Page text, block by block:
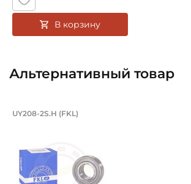
Эксцентриковым стопорным кольцом
Способ фиксации подшипника в
Смазка:
Возможность дополнительной смазки
Классификация завода - производителя:
Страна происхождения:
Япония
В корзину
Альтернативный товар
Подшипник 40х80х43,7/
UY208-2S.H (FKL)